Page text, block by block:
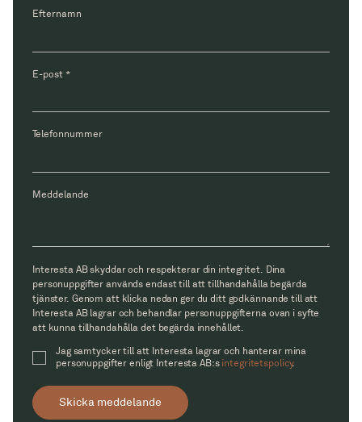
Efternamn
E-post *
Telefonnummer
Meddelande
Interesta AB skyddar och respekterar din integritet. Dina
personuppgifter används endast till att tillhandahålla begärda
tjänster. Genom att klicka nedan ger du ditt godkännande till att
Interesta AB lagrar och behandlar personuppgifterna ovan i syfte
att kunna tillhandahålla det begärda innehållet.
Jag samtycker till att Interesta lagrar och hanterar mina
personuppgifter enligt Interesta AB:s integritetspolicy.
Skicka meddelande